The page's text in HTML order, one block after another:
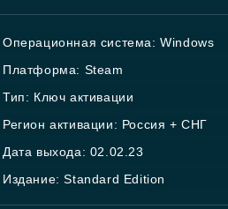
Операционная система: Windows
Платформа: Steam
Тип: Ключ активации
Регион активации: Россия + СНГ
Дата выхода: 02.02.23
Издание: Standard Edition